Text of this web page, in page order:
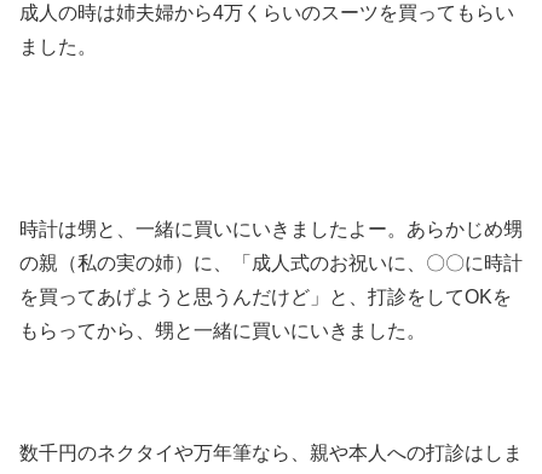
成人の時は姉夫婦から4万くらいのスーツを買ってもらい
ました。
時計は甥と、一緒に買いにいきましたよー。あらかじめ甥
の親（私の実の姉）に、「成人式のお祝いに、〇〇に時計
を買ってあげようと思うんだけど」と、打診をしてOKを
もらってから、甥と一緒に買いにいきました。
数千円のネクタイや万年筆なら、親や本人への打診はしま